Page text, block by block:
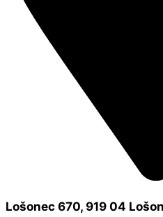
Lošonec 670, 919 04